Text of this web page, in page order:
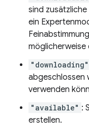
sind
ein
möglicherweise
"downloading"
abgeschlossen
verwenden
"available" :
erstellen.